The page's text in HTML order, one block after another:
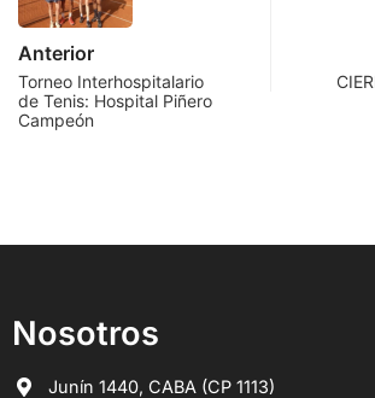
Anterior
Torneo Interhospitalario
de Tenis: Hospital Piñero
Campeón
Nosotros
Junín 1440, CABA (CP 1113)